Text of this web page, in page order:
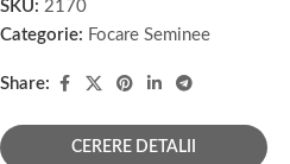
SKU: 2170
Categorie: Focare Seminee
Share:
CERERE DETALII